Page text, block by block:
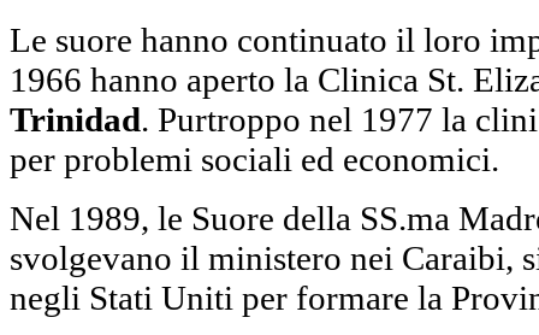
Le suore hanno continuato il loro
1966 hanno aperto la Clinica St.
Trinidad. Purtroppo nel 1977 la
per problemi sociali ed economici.
Nel 1989, le Suore della SS.ma
svolgevano il ministero nei Caraibi,
negli Stati Uniti per formare la